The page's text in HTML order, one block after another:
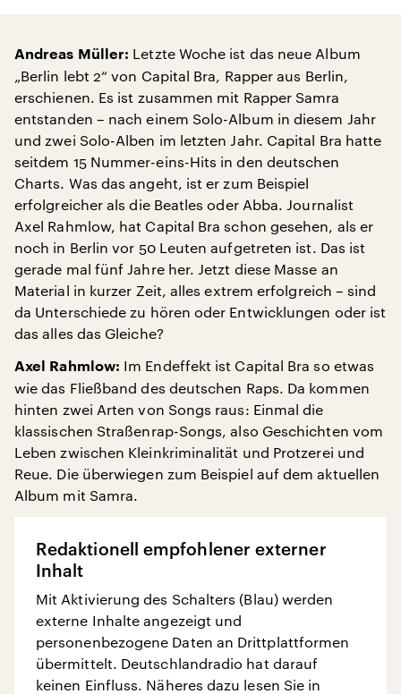
Andreas Müller: Letzte Woche ist das neue Album
„Berlin lebt 2“ von Capital Bra, Rapper aus Berlin,
erschienen. Es ist zusammen mit Rapper Samra
entstanden – nach einem Solo-Album in diesem Jahr
und zwei Solo-Alben im letzten Jahr. Capital Bra hatte
seitdem 15 Nummer-eins-Hits in den deutschen
Charts. Was das angeht, ist er zum Beispiel
erfolgreicher als die Beatles oder Abba. Journalist
Axel Rahmlow, hat Capital Bra schon gesehen, als er
noch in Berlin vor 50 Leuten aufgetreten ist. Das ist
gerade mal fünf Jahre her. Jetzt diese Masse an
Material in kurzer Zeit, alles extrem erfolgreich – sind
da Unterschiede zu hören oder Entwicklungen oder ist
das alles das Gleiche?
Axel Rahmlow: Im Endeffekt ist Capital Bra so etwas
wie das Fließband des deutschen Raps. Da kommen
hinten zwei Arten von Songs raus: Einmal die
klassischen Straßenrap-Songs, also Geschichten vom
Leben zwischen Kleinkriminalität und Protzerei und
Reue. Die überwiegen zum Beispiel auf dem aktuellen
Album mit Samra.
Redaktionell empfohlener externer
Inhalt
Mit Aktivierung des Schalters (Blau) werden
externe Inhalte angezeigt und
personenbezogene Daten an Drittplattformen
übermittelt. Deutschlandradio hat darauf
keinen Einfluss. Näheres dazu lesen Sie in